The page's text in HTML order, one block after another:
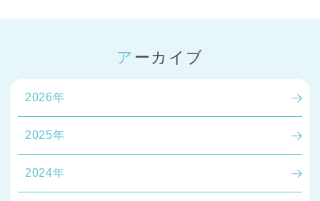
神奈川県 全域
千葉県 全域
埼玉県 埼玉県 全域
アーカイブ
2026年
2025年
2024年